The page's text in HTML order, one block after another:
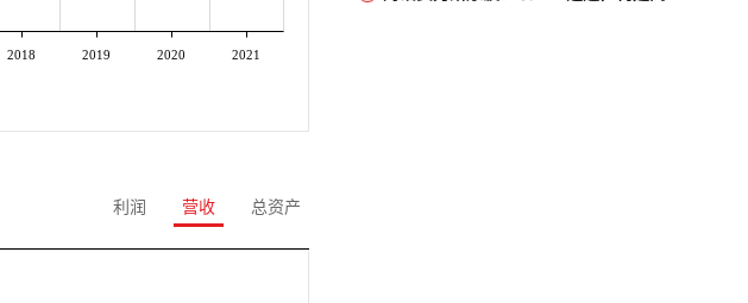
2018 2019 2020 2021
利润 营收 总资产